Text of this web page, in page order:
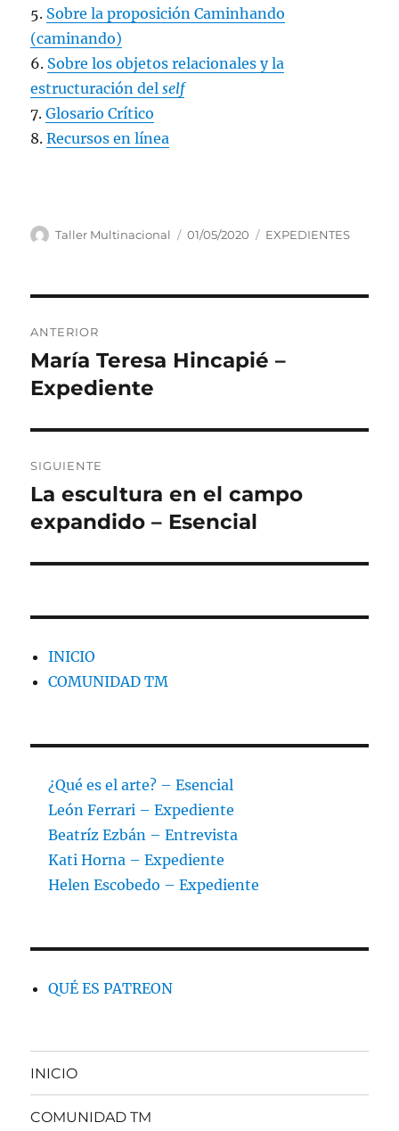
5. Sobre la proposición Caminhando
(caminando)
6. Sobre los objetos relacionales y la
estructuración delself
7.Glosario Crítico
8.Recursos en línea
Autor
Taller Multinacional
Publicado
01/05/2020 Categorías
EXPEDIENTES
de
entradas
ANTERIOR
Entrada
anterior:
María Teresa Hincapié –
Expediente
SIGUIENTE
Entrada
siguiente:
La escultura en el campo
expandido – Esencial
INICIO
COMUNIDAD TM
¿Qué es el arte? – Esencial
León Ferrari – Expediente
Beatríz Ezbán – Entrevista
Kati Horna – Expediente
Helen Escobedo – Expediente
QUÉ ES PATREON
INICIO
COMUNIDAD TM